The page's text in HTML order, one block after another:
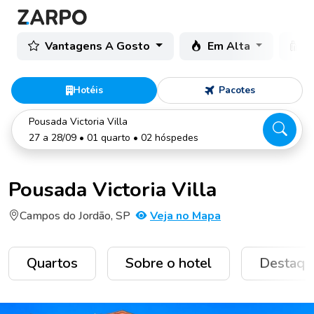
Vantagens A Gosto Em Alta
Hotéis Pacotes
Pousada Victoria Villa
27 a 28/09 • 01 quarto • 02 hóspedes
Pousada Victoria Villa
Campos do Jordão, SP Veja no Mapa
Quartos Sobre o hotel